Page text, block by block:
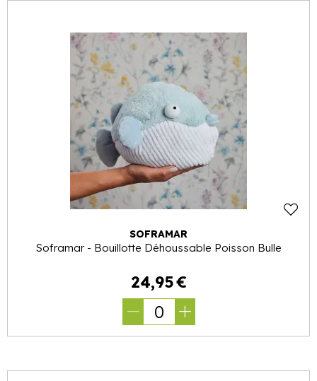
SOFRAMAR
Soframar - Bouillotte Déhoussable Poisson Bulle
24,95€
0